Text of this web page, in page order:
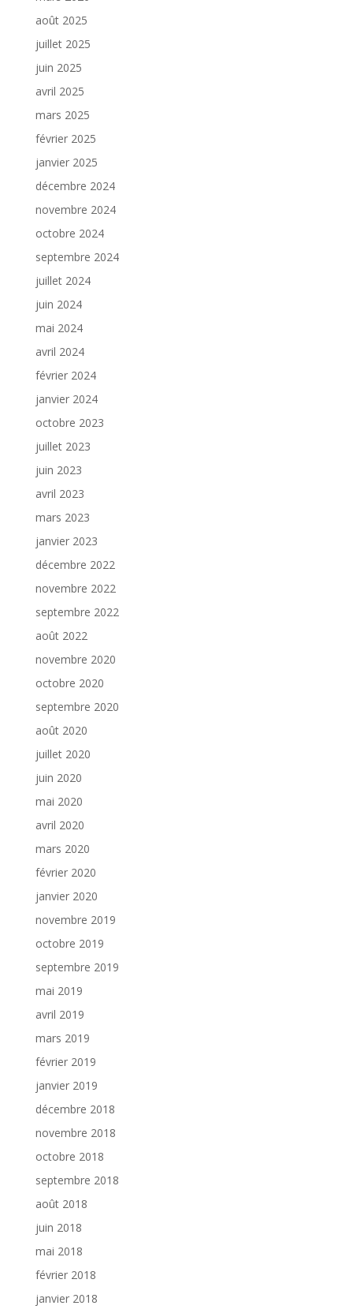
août 2025
juillet 2025
juin 2025
avril 2025
mars 2025
février 2025
janvier 2025
décembre 2024
novembre 2024
octobre 2024
septembre 2024
juillet 2024
juin 2024
mai 2024
avril 2024
février 2024
janvier 2024
octobre 2023
juillet 2023
juin 2023
avril 2023
mars 2023
janvier 2023
décembre 2022
novembre 2022
septembre 2022
août 2022
novembre 2020
octobre 2020
septembre 2020
août 2020
juillet 2020
juin 2020
mai 2020
avril 2020
mars 2020
février 2020
janvier 2020
novembre 2019
octobre 2019
septembre 2019
mai 2019
avril 2019
mars 2019
février 2019
janvier 2019
décembre 2018
novembre 2018
octobre 2018
septembre 2018
août 2018
juin 2018
mai 2018
février 2018
janvier 2018